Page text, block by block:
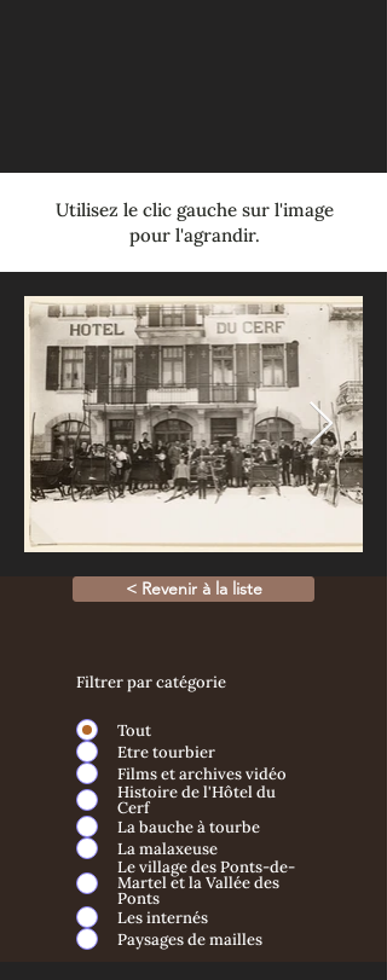
Utilisez le clic gauche sur l'image
pour l'agrandir.
< Revenir à la liste
Filtrer par catégorie
Tout
Etre tourbier
Films et archives vidéo
Histoire de l'Hôtel du
Cerf
La bauche à tourbe
La malaxeuse
Le village des Ponts-de-
Martel et la Vallée des
Ponts
Les internés
Paysages de mailles